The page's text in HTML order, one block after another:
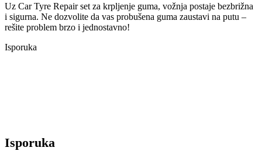
Uz Car Tyre Repair set za krpljenje guma, vožnja postaje bezbrižna
i sigurna. Ne dozvolite da vas probušena guma zaustavi na putu –
rešite problem brzo i jednostavno!
Isporuka
Isporuka